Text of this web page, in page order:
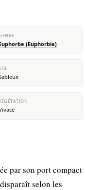
(Euphorbia)
par son port compact
selon les